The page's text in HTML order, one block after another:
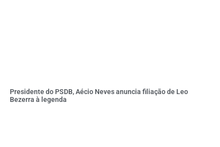
Presidente do PSDB, Aécio Neves anuncia filiação de Leo
Bezerra à legenda